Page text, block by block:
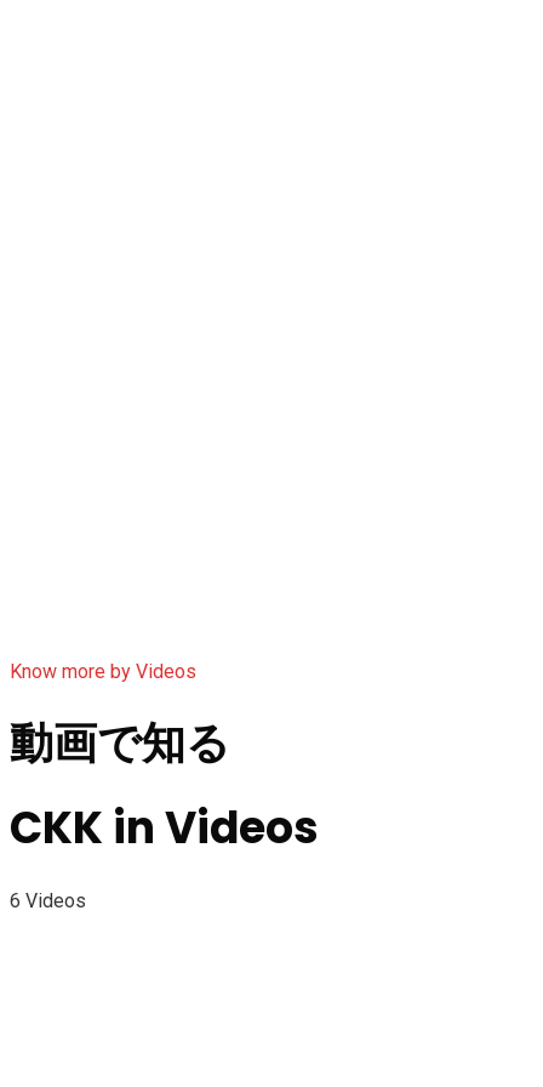
Know more by Videos
動画で知る
CKK in Videos
6 Videos